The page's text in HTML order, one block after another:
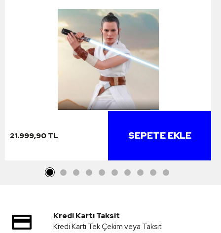
21.999,90 TL SEPETE EKLE
Kredi Kartı Taksit
Kredi Kartı Tek Çekim veya Taksit